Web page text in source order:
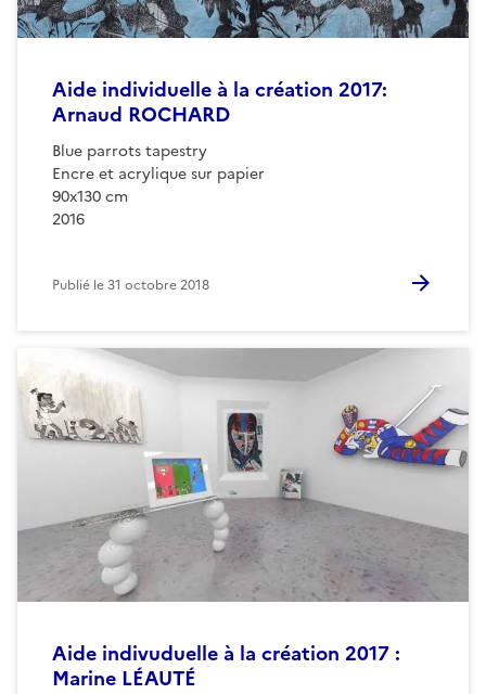
Aide individuelle à la création 2017:
Arnaud ROCHARD
Blue parrots tapestry
Encre et acrylique sur papier
90x130 cm
2016
Publié le31 octobre 2018
Aide indivuduelle à la création 2017 :
Marine LÉAUTÉ